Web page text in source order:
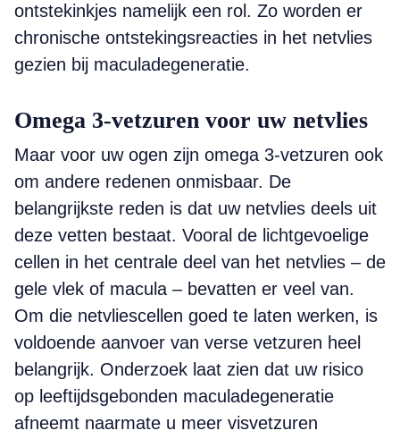
ontstekinkjes namelijk een rol. Zo worden er
chronische ontstekingsreacties in het netvlies
gezien bij maculadegeneratie.
Omega 3-vetzuren voor uw netvlies
Maar voor uw ogen zijn omega 3-vetzuren ook
om andere redenen onmisbaar. De
belangrijkste reden is dat uw netvlies deels uit
deze vetten bestaat. Vooral de lichtgevoelige
cellen in het centrale deel van het netvlies – de
gele vlek of macula – bevatten er veel van.
Om die netvliescellen goed te laten werken, is
voldoende aanvoer van verse vetzuren heel
belangrijk. Onderzoek laat zien dat uw risico
op leeftijdsgebonden maculadegeneratie
afneemt naarmate u meer visvetzuren